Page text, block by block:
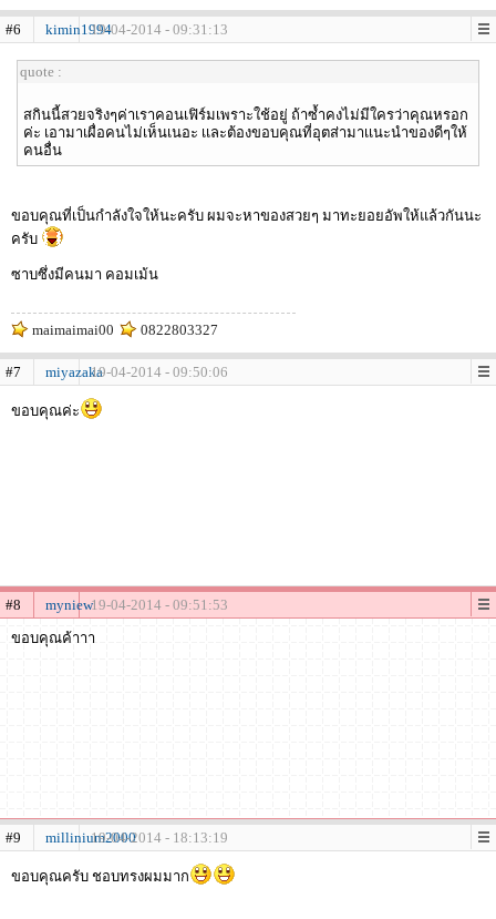
#6 kimin199419-04-2014 - 09:31:13
quote :
สกินนี้สวยจริงๆค่าเราคอนเฟิร์มเพราะใช้อยู่ ถ้าซ้ำคงไม่มีใครว่าคุณหรอก
ค่ะ เอามาเผื่อคนไม่เห็นเนอะ เเละต้องขอบคุณที่อุตส่ามาเเนะนำของดีๆให้
คนอื่น
ขอบคุณที่เป็นกำลังใจให้นะครับ ผมจะหาของสวยๆ มาทะยอยอัพให้แล้วกันนะ
ครับ
ซาบซึ่งมีคนมา คอมเม้น
maimaimai00 0822803327
#7 miyazaka19-04-2014 - 09:50:06
ขอบคุณค่ะ
#8 myniew19-04-2014 - 09:51:53
ขอบคุณค้าาา
#9 millinium200019-04-2014 - 18:13:19
ขอบคุณครับ ชอบทรงผมมาก